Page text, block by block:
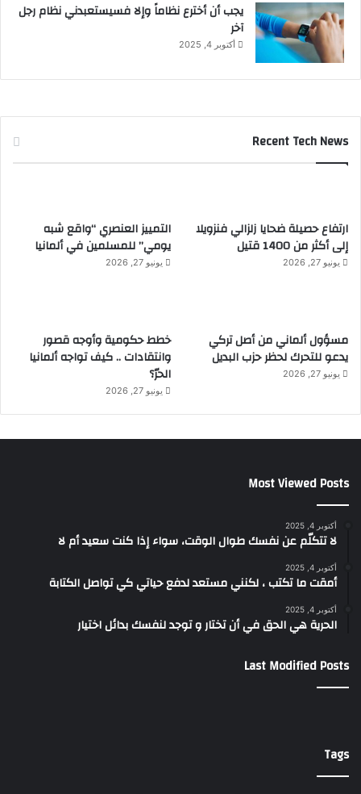
يجب أن أخترع نظاماً وإلا فسيستعبدني نظام رجل
آخر
أكتوبر 4, 2025
Recent Tech News
ارتفاع حصيلة ضحايا زلزالي فنزويلا
إلى أكثر من 1400 قتيل
يونيو 27, 2026
التمييز العنصري “واقع شبه
يومي” للمسلمين في ألمانيا
يونيو 27, 2026
مسؤول ألماني من أصل تركي
يدعو للتحرك لحظر حزب البديل
يونيو 27, 2026
خطط حكومية وأوجه قصور
وانتقادات .. كيف تواجه ألمانيا
الحرّ؟
يونيو 27, 2026
Most Viewed Posts
أكتوبر 4, 2025
لا تتكلّم عن نفسك طوال الوقت، سواء إذا كنت سعيد أم لا
أكتوبر 4, 2025
أمقت ما تكتب ، لكنني مستعد لدفع حياتي كي تواصل الكتابة
أكتوبر 4, 2025
الحرية هي الحق في أن تختار و توجد لنفسك بدائل اختيار
Last Modified Posts
Tags